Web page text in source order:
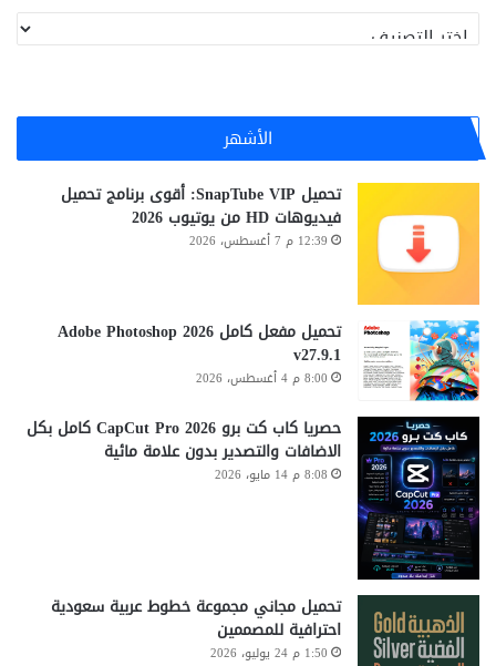
تصنيفات
الأشهر
تحميل SnapTube VIP: أقوى برنامج تحميل
فيديوهات HD من يوتيوب 2026
12:39 م 7 أغسطس، 2026
تحميل مفعل كامل Adobe Photoshop 2026
v27.9.1
8:00 م 4 أغسطس، 2026
حصريا كاب كت برو CapCut Pro 2026 كامل بكل
الاضافات والتصدير بدون علامة مائية
8:08 م 14 مايو، 2026
تحميل مجاني مجموعة خطوط عربية سعودية
احترافية للمصممين
1:50 م 24 يوليو، 2026